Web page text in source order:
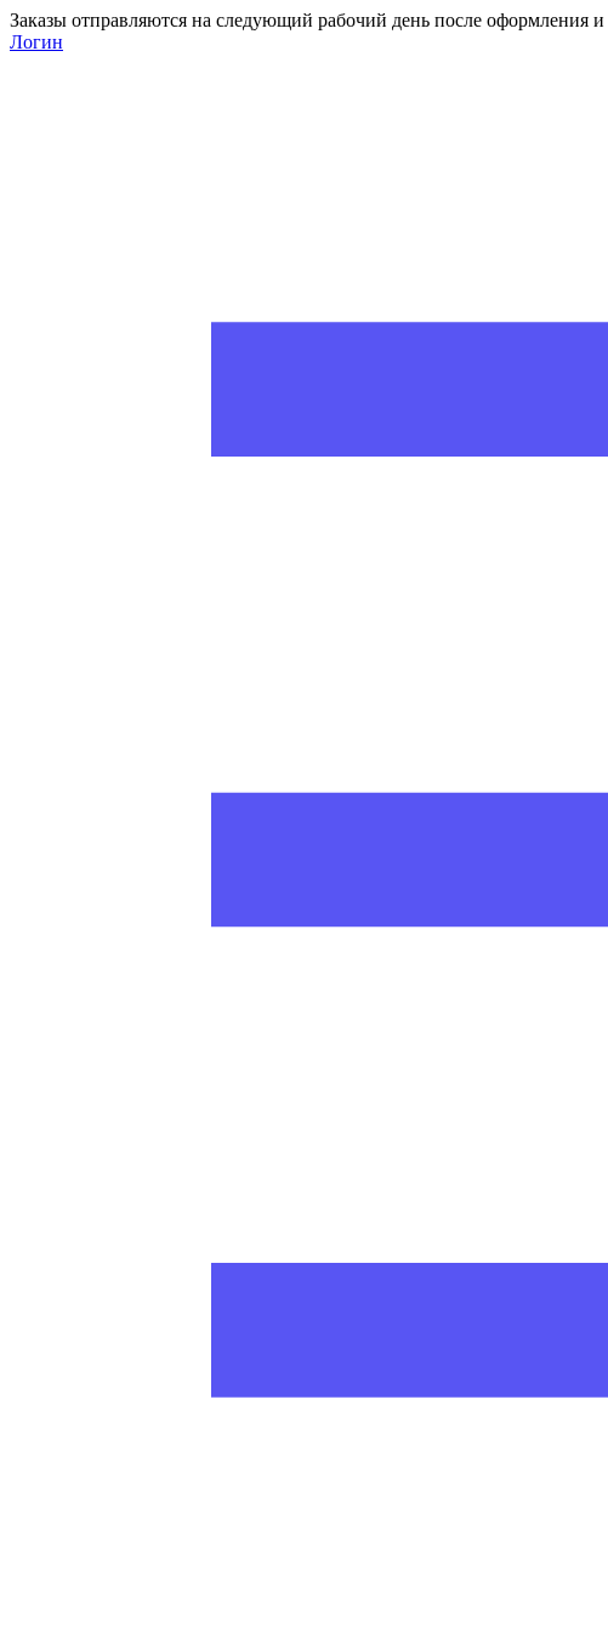
Заказы отправляются на следующий рабочий день после оформления
Логин